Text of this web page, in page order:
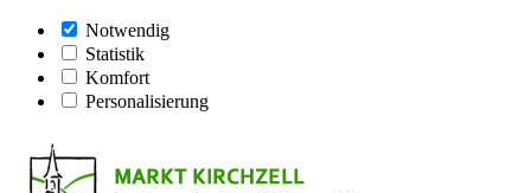
Notwendig
Statistik
Komfort
Personalisierung